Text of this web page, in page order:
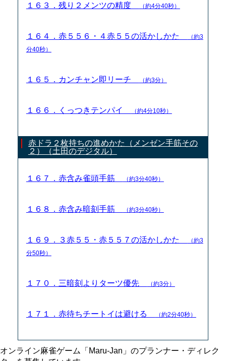
１６３．残り２メンツの精度 （約4分40秒）
１６４．赤５５６・４赤５５の活かしかた
（約3
分40秒）
１６５．カンチャン即リーチ （約3分）
１６６．くっつきテンパイ （約4分10秒）
赤ドラ２枚持ちの進めかた（メンゼン手筋その
２）（土田のデジタル）
１６７．赤含み雀頭手筋 （約3分40秒）
１６８．赤含み暗刻手筋 （約3分40秒）
１６９．３赤５５・赤５５７の活かしかた
（約3
分50秒）
１７０．三暗刻よりターツ優先 （約3分）
１７１．赤待ちチートイは避ける （約2分40秒）
オンライン麻雀ゲーム「Maru-Jan」のプランナー・ディレク